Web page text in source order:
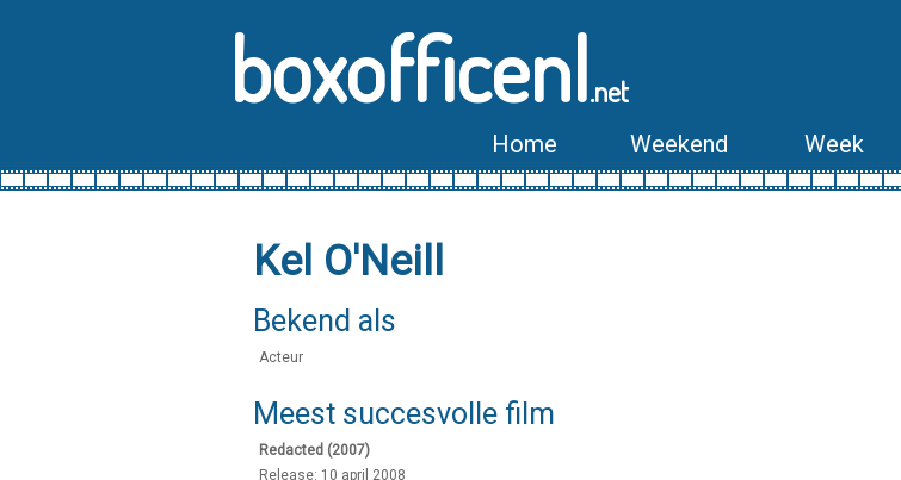
boxofficenl.net
Home Weekend Week
Kel O'Neill
Bekend als
Acteur
Meest succesvolle film
Redacted (2007)
Release: 10 april 2008